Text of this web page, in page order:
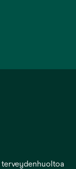
terveydenhuoltoa